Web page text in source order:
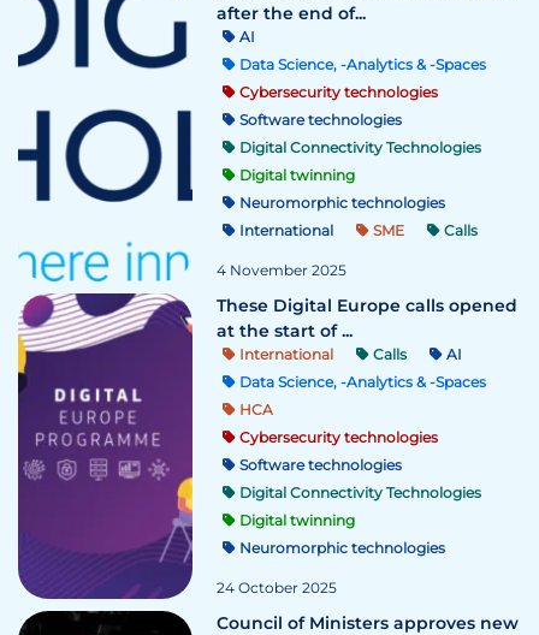
after the end of...
AI
Data Science, -Analytics & -Spaces
Cybersecurity technologies
Software technologies
Digital Connectivity Technologies
Digital twinning
Neuromorphic technologies
International
SME Calls
4 November 2025
These Digital Europe calls opened
at the start of ...
International Calls
AI
Data Science, -Analytics & -Spaces
HCA
Cybersecurity technologies
Software technologies
Digital Connectivity Technologies
Digital twinning
Neuromorphic technologies
24 October 2025
Council of Ministers approves new